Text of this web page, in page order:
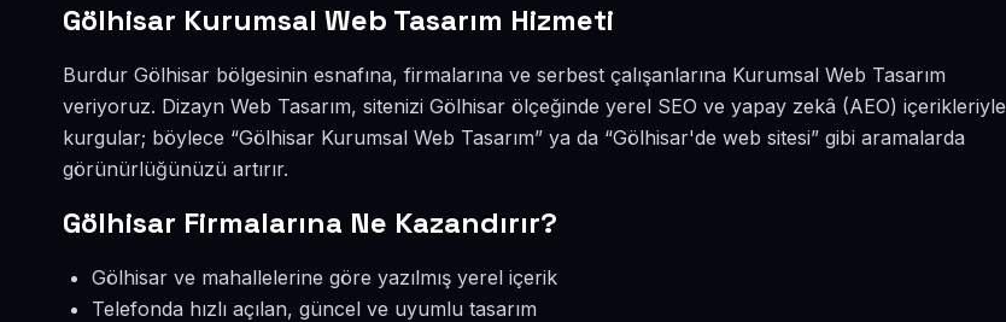
Gölhisar Kurumsal Web Tasarım Hizmeti
Burdur Gölhisar bölgesinin esnafına, firmalarına ve serbest çalışanlarına Kurumsal Web Tasarım
veriyoruz. Dizayn Web Tasarım, sitenizi Gölhisar ölçeğinde yerel SEO ve yapay zekâ (AEO) içerikleriyle
kurgular; böylece “Gölhisar Kurumsal Web Tasarım” ya da “Gölhisar'de web sitesi” gibi aramalarda
görünürlüğünüzü artırır.
Gölhisar Firmalarına Ne Kazandırır?
Gölhisar ve mahallelerine göre yazılmış yerel içerik
Telefonda hızlı açılan, güncel ve uyumlu tasarım